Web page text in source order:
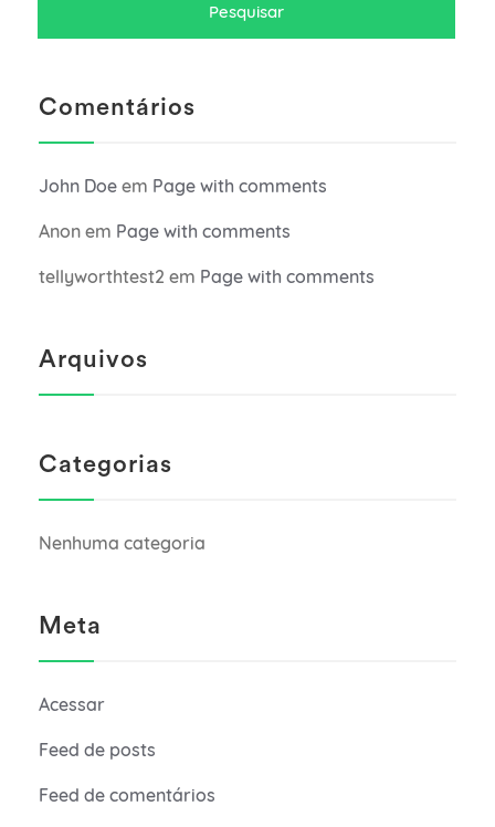
Comentários
John Doe em Page with comments
Anon em Page with comments
tellyworthtest2 em Page with comments
Arquivos
Categorias
Nenhuma categoria
Meta
Acessar
Feed de posts
Feed de comentários